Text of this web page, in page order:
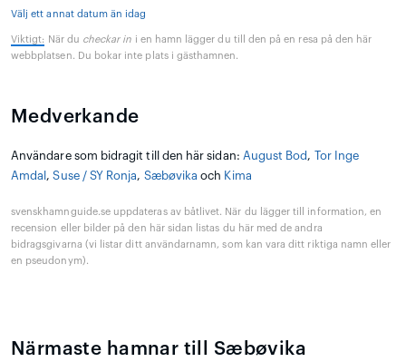
Välj ett annat datum än idag
Viktigt: När du checkar in i en hamn lägger du till den på en resa på den här
webbplatsen. Du bokar inte plats i gästhamnen.
Medverkande
Användare som bidragit till den här sidan: August Bod ,
Tor Inge
Amdal ,Suse / SY Ronja, Sæbøvika och Kima
svenskhamnguide.se uppdateras av båtlivet. När du lägger till information, en
recension eller bilder på den här sidan listas du här med de andra
bidragsgivarna (vi listar ditt användarnamn, som kan vara ditt riktiga namn eller
en pseudonym).
Närmaste hamnar till Sæbøvika